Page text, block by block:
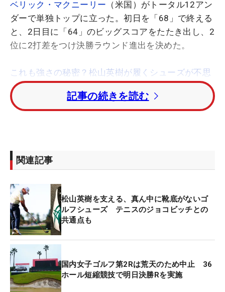
ベリック・マクニーリー （米国）がトータル12アン
ダーで単独トップに立った。初日を「68」で終える
と、2日目に「64」のビッグスコアをたたき出し、2
位に2打差をつけ決勝ラウンド進出を決めた。
これも強さの秘密？松山英樹が履くシューズが不思
議
マクニーリーを追うのはトータル10アンダーのボ
新人王に輝いた
イ・メリット、ブロンソン・バーグーン（いずれも
初日を3アンダー・24位タイで滑り出した松山英樹
は、4バーディ・1ボギーで回り、2日目続けて
「69」をマーク。トータル6アンダーまで伸ばし、
順位を17位タイまで上げた。
このほかフィル・ミケルソン（米国）は、トータル
5アンダーの24位タイで決勝ラウンドに進出。開幕
記事の続きを読む
関連記事
松山英樹を支える、真ん中に靴底がないゴ
ルフシューズ テニスのジョコビッチとの
共通点も
国内女子ゴルフ第2Rは荒天のため中止 36
ホール短縮競技で明日決勝Rを実施